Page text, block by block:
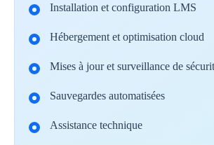
Installation et configuration LMS
Hébergement et optimisation cloud
Mises à jour et surveillance de
Sauvegardes automatisées
Assistance technique